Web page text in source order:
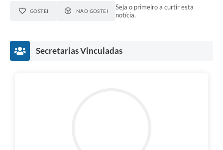
GOSTEI NÃO GOSTEI
Seja o primeiro a curtir esta
notícia.
Secretarias Vinculadas